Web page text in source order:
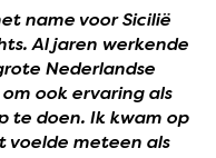
name voor Sicilië
Al jaren werkende
Nederlandse
ook ervaring als
te doen. Ik kwam op
voelde meteen als